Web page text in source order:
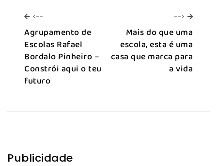
<--
Agrupamento de
Escolas Rafael
Bordalo Pinheiro –
Constrói aqui o teu
futuro
--> -->
Mais do que uma
escola, esta é uma
casa que marca para
a vida
Publicidade